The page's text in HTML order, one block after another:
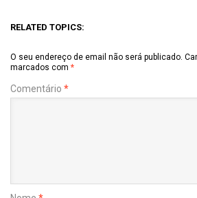
RELATED TOPICS:
O seu endereço de email não será publicado.
marcados com *
Comentário *